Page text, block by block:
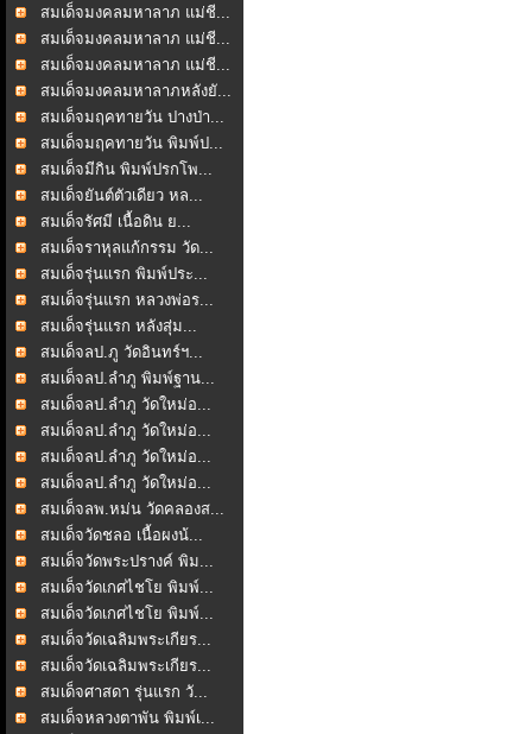
สมเด็จมงคลมหาลาภ แม่ชี...
สมเด็จมงคลมหาลาภ แม่ชี...
สมเด็จมงคลมหาลาภ แม่ชี...
สมเด็จมงคลมหาลาภหลังยั...
สมเด็จมฤคทายวัน ปางป่า...
สมเด็จมฤคทายวัน พิมพ์ป...
สมเด็จมีกิน พิมพ์ปรกโพ...
สมเด็จยันต์ตัวเดียว หล...
สมเด็จรัศมี เนื้อดิน ย...
สมเด็จราหุลแก้กรรม วัด...
สมเด็จรุ่นแรก พิมพ์ประ...
สมเด็จรุ่นแรก หลวงพ่อร...
สมเด็จรุ่นแรก หลังสุ่ม...
สมเด็จลป.ภู วัดอินทร์ฯ...
สมเด็จลป.ลำภู พิมพ์ฐาน...
สมเด็จลป.ลำภู วัดใหม่อ...
สมเด็จลป.ลำภู วัดใหม่อ...
สมเด็จลป.ลำภู วัดใหม่อ...
สมเด็จลป.ลำภู วัดใหม่อ...
สมเด็จลพ.หม่น วัดคลองส...
สมเด็จวัดชลอ เนื้อผงน้...
สมเด็จวัดพระปรางค์ พิม...
สมเด็จวัดเกศไชโย พิมพ์...
สมเด็จวัดเกศไชโย พิมพ์...
สมเด็จวัดเฉลิมพระเกียร...
สมเด็จวัดเฉลิมพระเกียร...
สมเด็จศาสดา รุ่นแรก วั...
สมเด็จหลวงตาพัน พิมพ์เ...